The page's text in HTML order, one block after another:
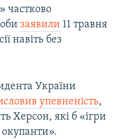
частково
заявили 11 травня
навіть без
України
упевненість,
Херсон, які б «ігри
окупанти».